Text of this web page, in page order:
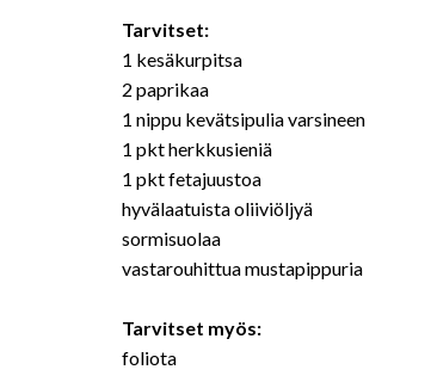
Tarvitset:
1 kesäkurpitsa
2 paprikaa
1 nippu kevätsipulia varsineen
1 pkt herkkusieniä
1 pkt fetajuustoa
hyvälaatuista oliiviöljyä
sormisuolaa
vastarouhittua mustapippuria
Tarvitset myös:
foliota